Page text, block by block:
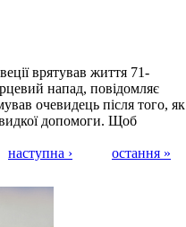
врятував життя 71-
напад, повідомляє
очевидець після того, як
допомоги. Щоб
наступна › остання »